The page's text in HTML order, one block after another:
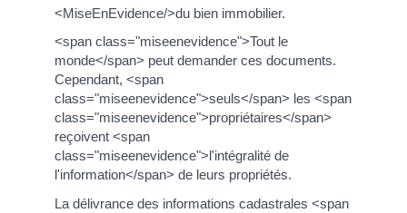
<MiseEnEvidence/>du bien immobilier.
<span class="miseenevidence">Tout le
monde</span> peut demander ces documents.
Cependant, <span
class="miseenevidence">seuls</span> les <span
class="miseenevidence">propriétaires</span>
reçoivent <span
class="miseenevidence">l'intégralité de
l'information</span> de leurs propriétés.
La délivrance des informations cadastrales <span